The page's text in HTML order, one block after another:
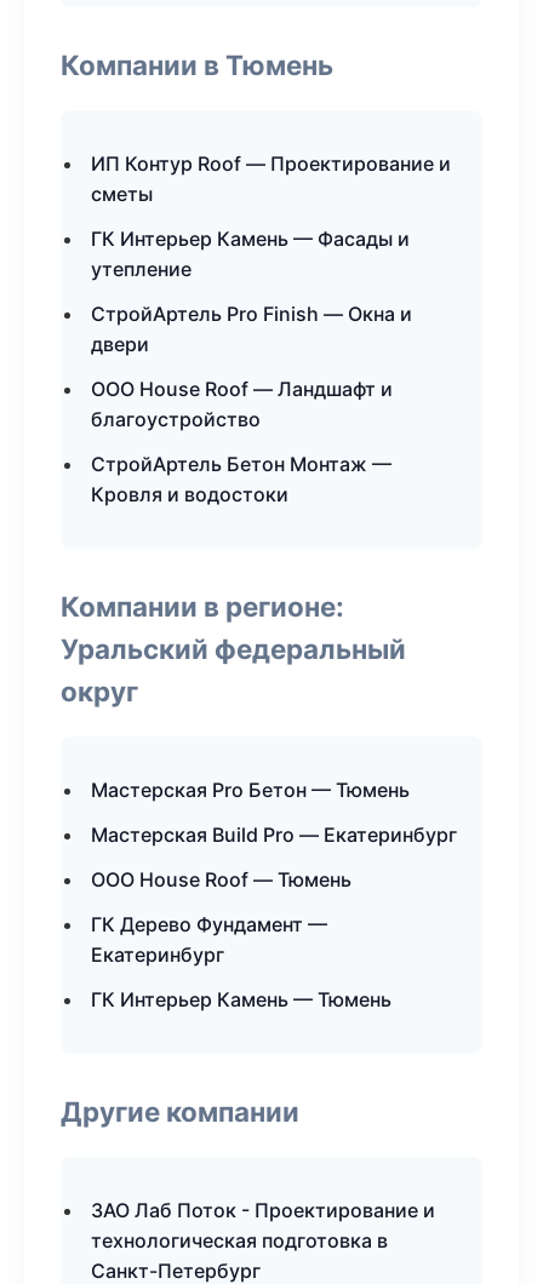
Компании в Тюмень
ИП Контур Roof — Проектирование и
сметы
ГК Интерьер Камень — Фасады и
утепление
СтройАртель Pro Finish — Окна и
двери
ООО House Roof — Ландшафт и
благоустройство
СтройАртель Бетон Монтаж —
Кровля и водостоки
Компании в регионе:
Уральский федеральный
округ
Мастерская Pro Бетон — Тюмень
Мастерская Build Pro — Екатеринбург
ООО House Roof — Тюмень
ГК Дерево Фундамент —
Екатеринбург
ГК Интерьер Камень — Тюмень
Другие компании
ЗАО Лаб Поток - Проектирование и
технологическая подготовка в
Санкт-Петербург